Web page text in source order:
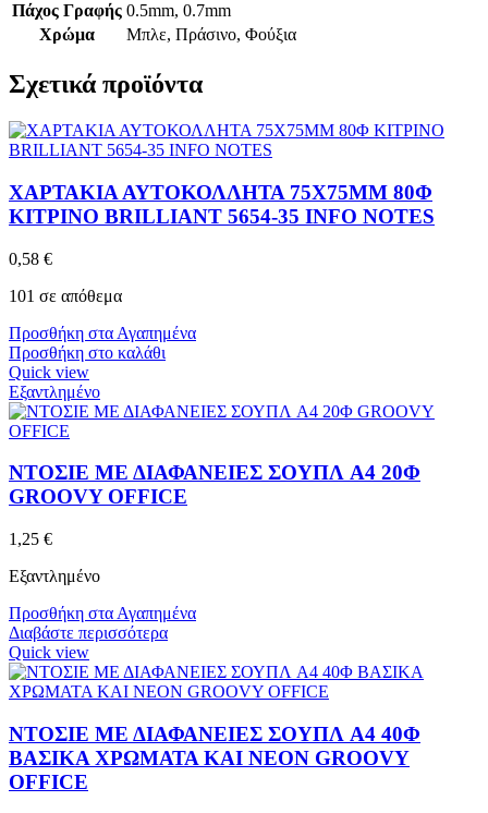
Πάχος Γραφής 0.5mm, 0.7mm
Χρώμα
Μπλε, Πράσινο, Φούξια
Σχετικά προϊόντα
ΧΑΡΤΑΚΙΑ ΑΥΤΟΚΟΛΛΗΤΑ 75X75MM 80Φ
ΚΙΤΡΙΝΟ BRILLIANT 5654-35 INFO NOTES
0,58 €
101 σε απόθεμα
Προσθήκη στα Αγαπημένα
Προσθήκη στο καλάθι
Quick view
Εξαντλημένο
ΝΤΟΣΙΕ ΜΕ ΔΙΑΦΑΝΕΙΕΣ ΣΟΥΠΛ A4 20Φ
GROOVY OFFICE
1,25 €
Εξαντλημένο
Προσθήκη στα Αγαπημένα
Διαβάστε περισσότερα
Quick view
ΝΤΟΣΙΕ ΜΕ ΔΙΑΦΑΝΕΙΕΣ ΣΟΥΠΛ A4 40Φ
ΒΑΣΙΚΑ ΧΡΩΜΑΤΑ ΚΑΙ NEON GROOVY
OFFICE